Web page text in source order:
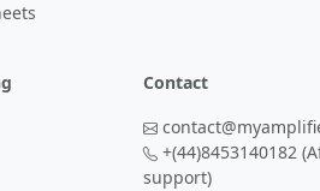
Contact
+(44)8453140182
support)